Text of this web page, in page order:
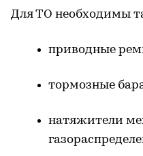
Для ТО необходимы
приводные
тормозные
натяжители